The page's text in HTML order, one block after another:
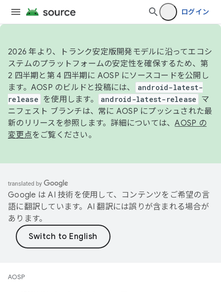
ログイン
2026 年より、トランク安定版開発モデルに沿ってエコシ
ステムのプラットフォームの安定性を確保するため、第
2 四半期と第 4 四半期に AOSP にソースコードを公開し
ます。AOSP のビルドと投稿には、
android-latest-
release
を使用します。 android-latest-release
マ
ニフェスト ブランチは、常に AOSP にプッシュされた最
新のリリースを参照します。詳細については、AOSP の
変更点をご覧ください。
Google は AI 技術を使用して、コンテンツをご希望の言
語に翻訳しています。AI 翻訳には誤りが含まれる場合が
あります。
AOSP